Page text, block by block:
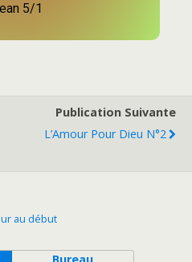
5/1
Publication Suivante
L’Amour Pour Dieu N°2
au début